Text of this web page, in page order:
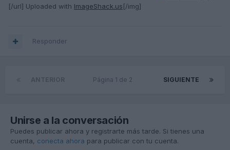
[/url] Uploaded with ImageShack.us[/img]
Responder
SIGUIENTE
Página 1 de 2
Unirse a la conversación
Puedes publicar ahora y registrarte más tarde. Si tienes una
cuenta, conecta ahora para publicar con tu cuenta.